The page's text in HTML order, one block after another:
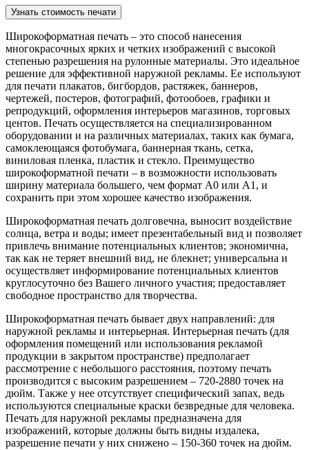
Узнать стоимость печати
Широкоформатная печать – это способ нанесения
многокрасочных ярких и четких изображений с высокой
степенью разрешения на рулонные материалы. Это идеальное
решение для эффективной наружной рекламы. Ее используют
для печати плакатов, бигбордов, растяжек, баннеров,
чертежей, постеров, фотографий, фотообоев, графики и
репродукций, оформления интерьеров магазинов, торговых
центов. Печать осуществляется на специализированном
оборудовании и на различных материалах, таких как бумага,
самоклеющаяся фотобумага, баннерная ткань, сетка,
виниловая пленка, пластик и стекло. Преимущество
широкоформатной печати – в возможности использовать
ширину материала большего, чем формат А0 или А1, и
сохранить при этом хорошее качество изображения.
Широкоформатная печать долговечна, выносит воздействие
солнца, ветра и воды; имеет презентабельный вид и позволяет
привлечь внимание потенциальных клиентов; экономична,
так как не теряет внешний вид, не блекнет; универсальна и
осуществляет информирование потенциальных клиентов
круглосуточно без Вашего личного участия; предоставляет
свободное пространство для творчества.
Широкоформатная печать бывает двух направлений: для
наружной рекламы и интерьерная. Интерьерная печать (для
оформления помещений или использования рекламой
продукции в закрытом пространстве) предполагает
рассмотрение с небольшого расстояния, поэтому печать
производится с высоким разрешением – 720-2880 точек на
дюйм. Также у нее отсутствует специфический запах, ведь
используются специальные краски безвредные для человека.
Печать для наружной рекламы предназначена для
изображений, которые должны быть видны издалека,
разрешение печати у них снижено – 150-360 точек на дюйм.